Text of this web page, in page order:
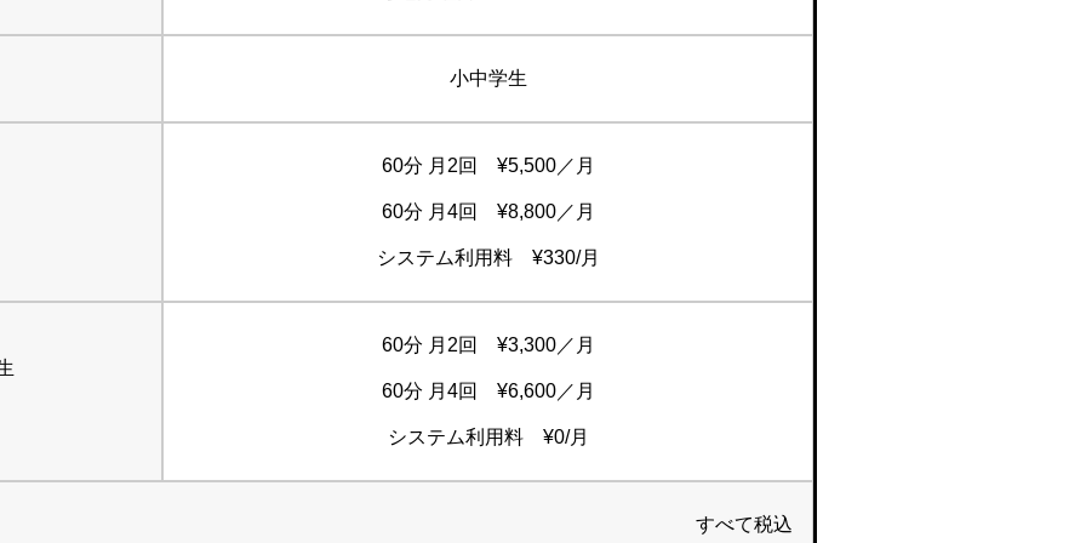
小中学生
60分 月2回 ¥5,500／月
60分 月4回 ¥8,800／月
システム利用料 ¥330/月
60分 月2回 ¥3,300／月
60分 月4回 ¥6,600／月
システム利用料 ¥0/月
すべて税込